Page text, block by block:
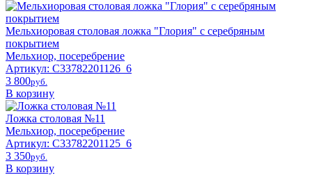
Мельхиоровая столовая ложка "Глория" с серебряным
покрытием
Мельхиор, посеребрение
Артикул: С33782201126_6
3 800pyб.
В корзину
Ложка столовая №11
Мельхиор, посеребрение
Артикул: C33782201125_6
3 350pyб.
В корзину